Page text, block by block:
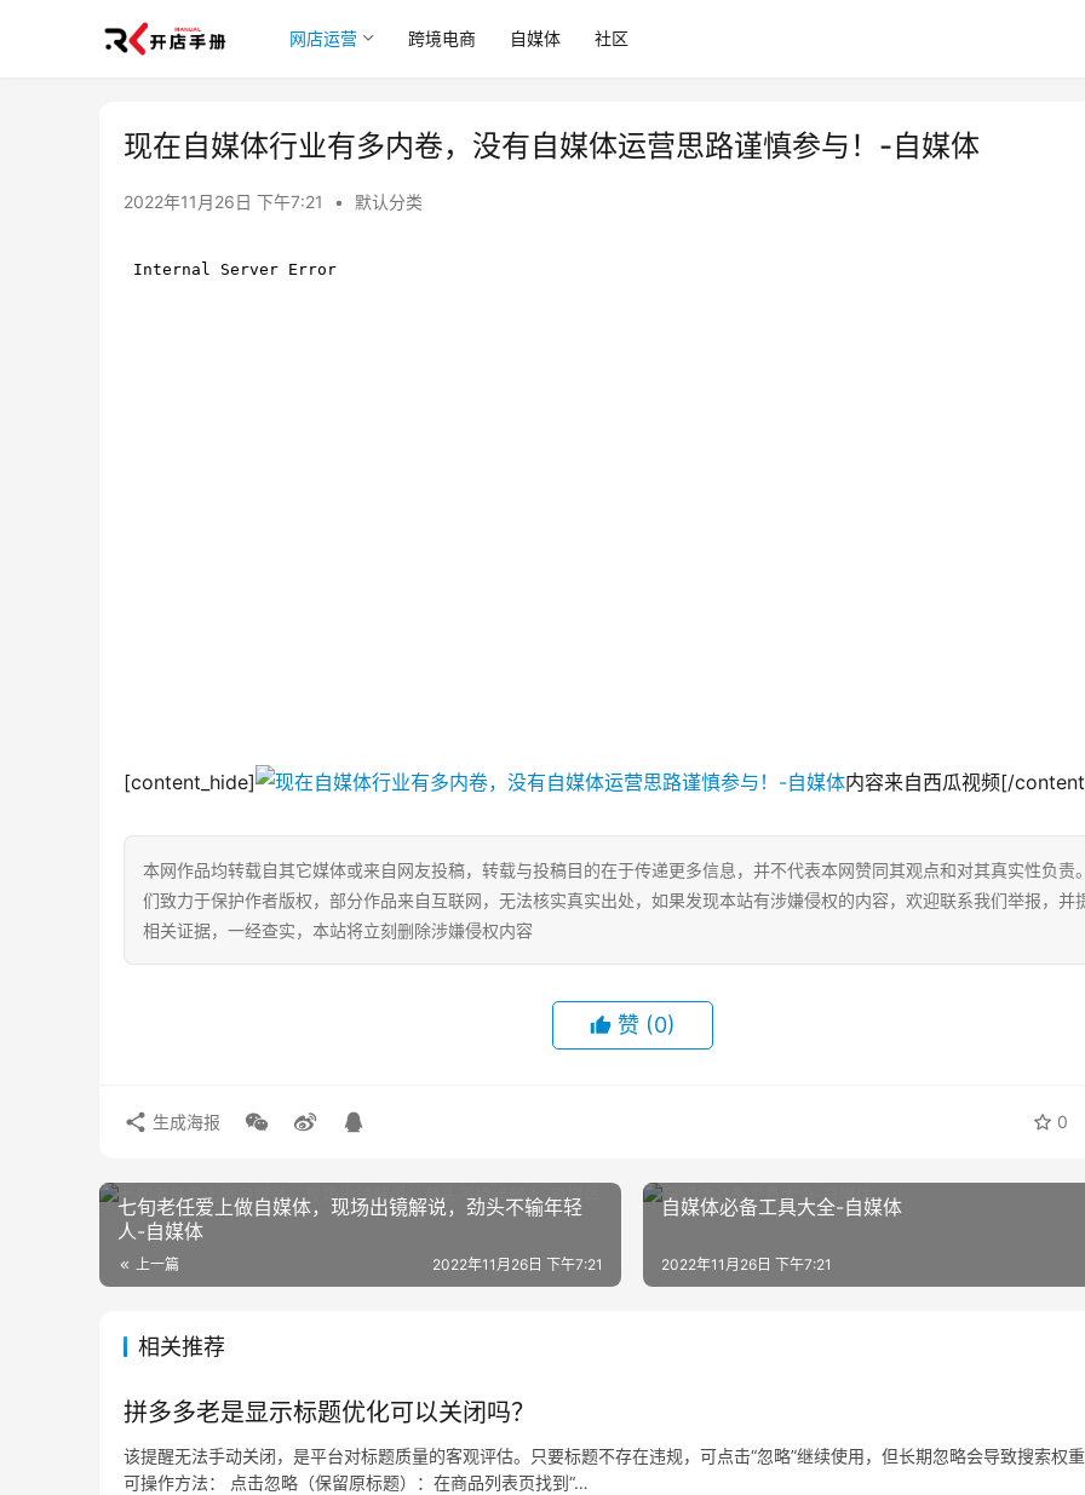
网店运营 跨境电商 自媒体 社区
现在自媒体行业有多内卷，没有自媒体运营思路谨慎参与！-自媒体
2022年11月26日 下午7:21 • 默认分类
[content_hide] 内容来自西瓜视频[/
本网作品均转载自其它媒体或来自网友投稿，转载与投稿目的在于传递更多信息，并不代表本网赞同其观点和对其真实性负责
们致力于保护作者版权，部分作品来自互联网，无法核实真实出处，如果发现本站有涉嫌侵权的内容，欢迎联系我们举报，并
相关证据，一经查实，本站将立刻删除涉嫌侵权内容
赞 (0)
0
生成海报
七旬老任爱上做自媒体，现场出镜解说，劲头不输年轻
人-自媒体
上一篇 2022年11月26日 下午7:21
自媒体必备工具大全-自媒体
2022年11月26日 下午7:21
相关推荐
拼多多老是显示标题优化可以关闭吗？
该提醒无法手动关闭，是平台对标题质量的客观评估。只要标题不存在违规，可点击“忽略”继续使用，但长期忽略会导致搜索权重
可操作方法： 点击忽略（保留原标题）：在商品列表页找到“…